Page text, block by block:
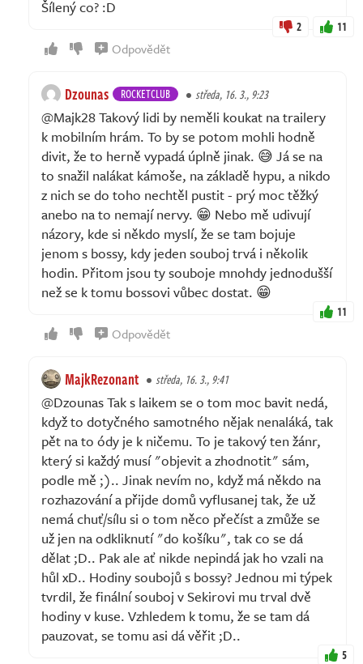
Šílený co? :D
2 11
Odpovědět
Dzounas ROCKETCLUB středa, 16. 3., 9:23
@Majk28 Takový lidi by neměli koukat na trailery
k mobilním hrám. To by se potom mohli hodně
divit, že to herně vypadá úplně jinak. 😅 Já se na
to snažil nalákat kámoše, na základě hypu, a nikdo
z nich se do toho nechtěl pustit - prý moc těžký
anebo na to nemají nervy. 😁 Nebo mě udivují
názory, kde si někdo myslí, že se tam bojuje
jenom s bossy, kdy jeden souboj trvá i několik
hodin. Přitom jsou ty souboje mnohdy jednodušší
než se k tomu bossovi vůbec dostat. 😁
11
Odpovědět
MajkRezonant středa, 16. 3., 9:41
@Dzounas Tak s laikem se o tom moc bavit nedá,
když to dotyčného samotného nějak nenaláká, tak
pět na to ódy je k ničemu. To je takový ten žánr,
který si každý musí "objevit a zhodnotit" sám,
podle mě ;).. Jinak nevím no, když má někdo na
rozhazování a přijde domů vyflusanej tak, že už
nemá chuť/sílu si o tom něco přečíst a zmůže se
už jen na odkliknutí "do košíku", tak co se dá
dělat ;D.. Pak ale ať nikde nepindá jak ho vzali na
hůl xD.. Hodiny soubojů s bossy? Jednou mi týpek
tvrdil, že finální souboj v Sekirovi mu trval dvě
hodiny v kuse. Vzhledem k tomu, že se tam dá
pauzovat, se tomu asi dá věřit ;D..
5